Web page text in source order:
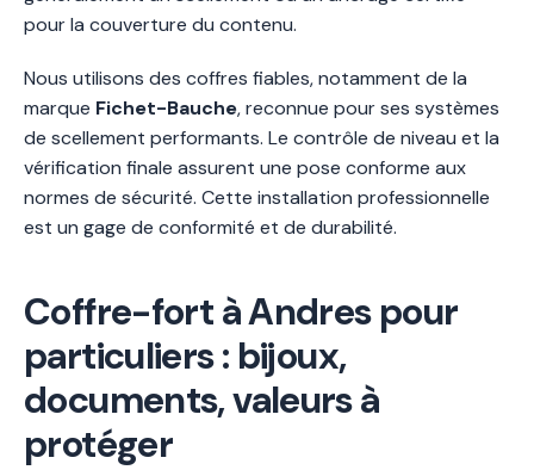
pour la couverture du contenu.
Nous utilisons des coffres fiables, notamment de la
marque Fichet-Bauche, reconnue pour ses systèmes
de scellement performants. Le contrôle de niveau et la
vérification finale assurent une pose conforme aux
normes de sécurité. Cette installation professionnelle
est un gage de conformité et de durabilité.
Coffre-fort à Andres pour
particuliers : bijoux,
documents, valeurs à
protéger